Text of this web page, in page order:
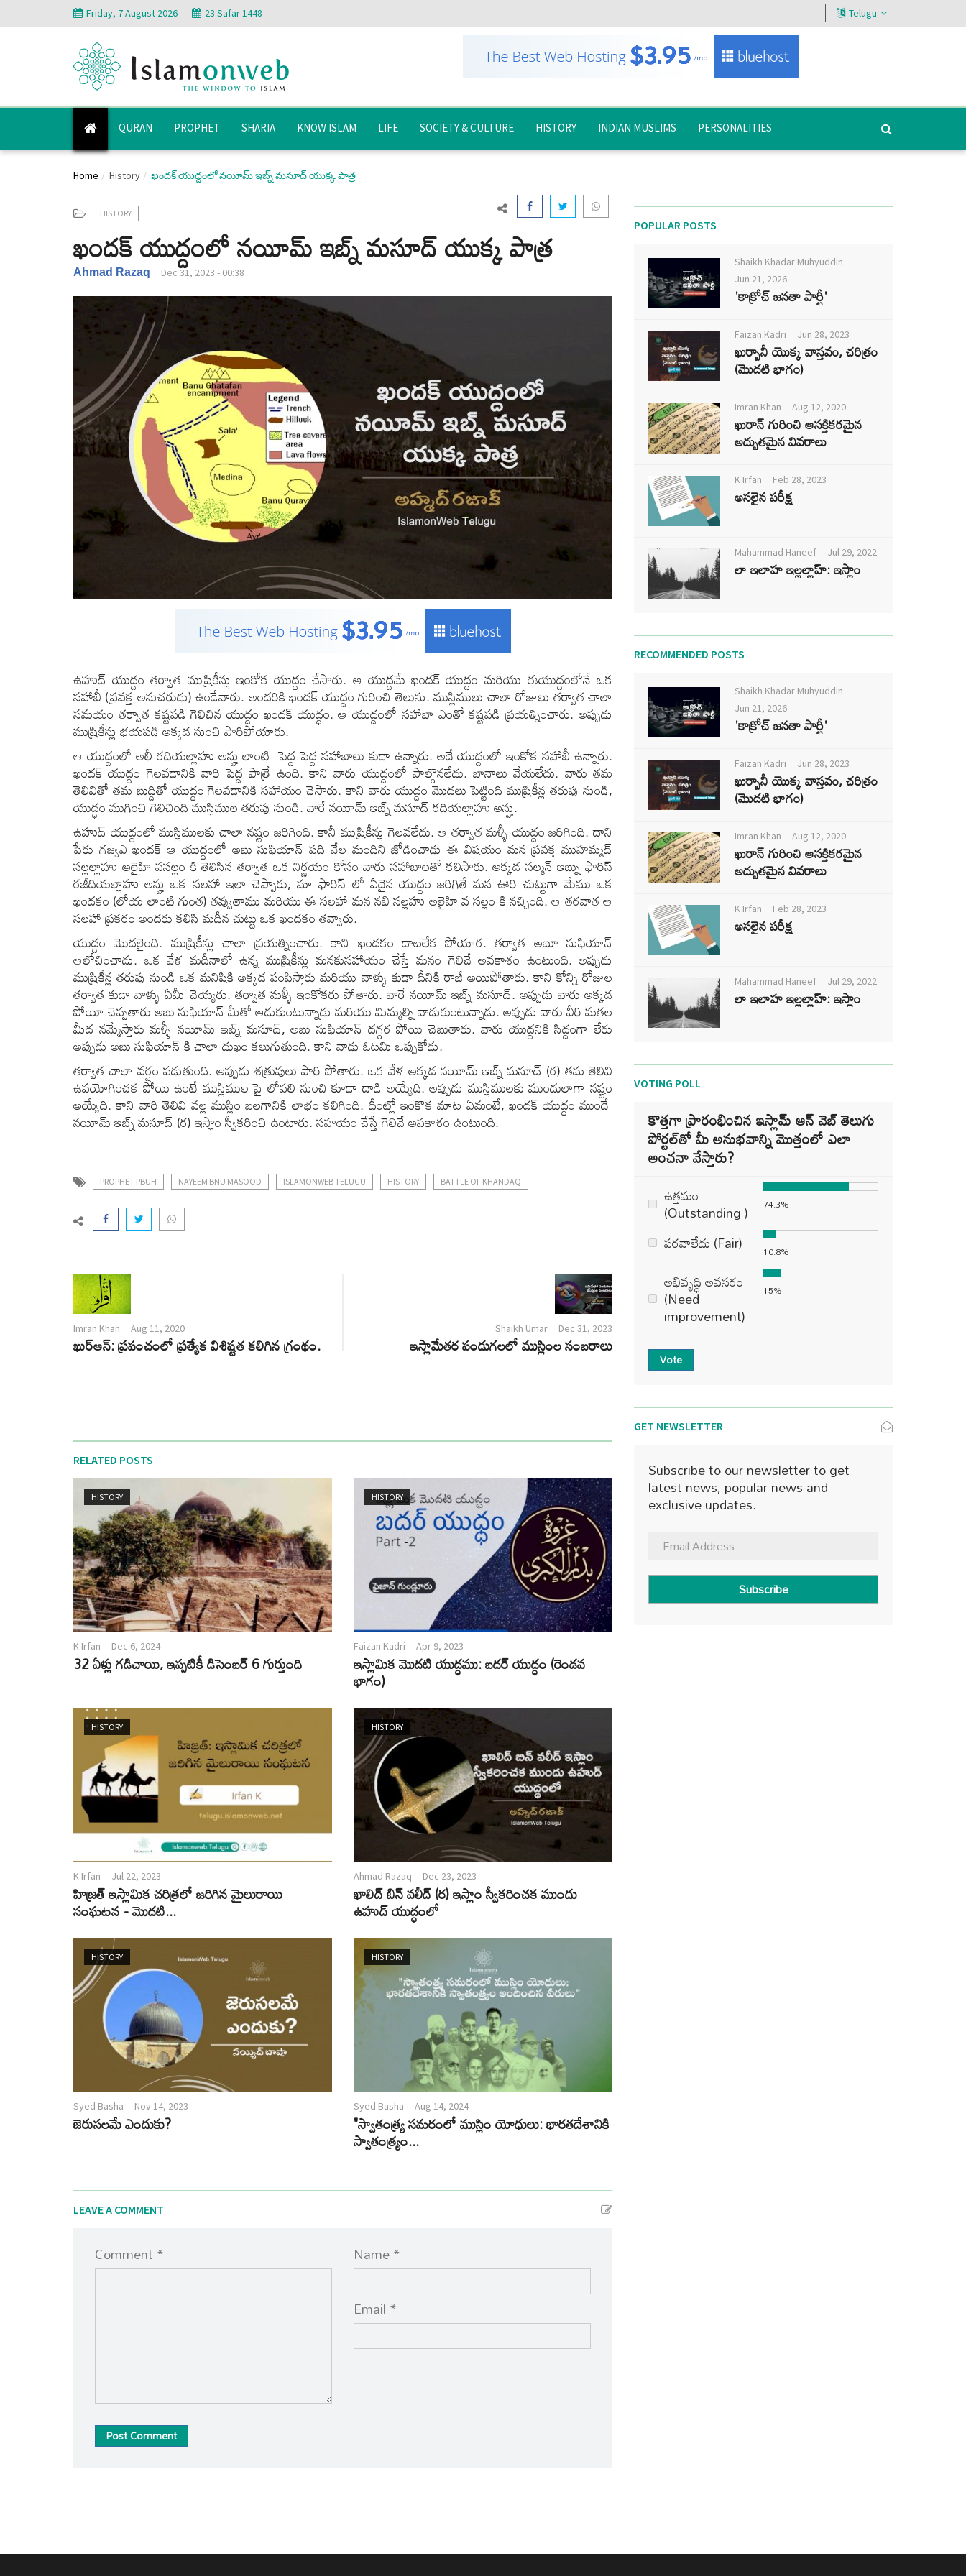
Friday, 7 August 2026 23 Safar 1448 Telugu
QURAN PROPHET SHARIA KNOW ISLAM LIFE SOCIETY & CULTURE HISTORY INDIAN MUSLIMS PERSONALITIES
Home History ఖందక్ యుద్దంలో నయీమ్ ఇబ్న్ మసూద్ యుక్క పాత్ర
HISTORY
ఖందక్ యుద్దంలో నయీమ్ ఇబ్న్ మసూద్ యుక్క పాత్ర
Ahmad Razaq Dec 31, 2023 - 00:38
ఉహుద్ యుద్దం తర్వాత ముష్రికీన్లు ఇంకోక యుద్దం చేసారు. ఆ యుద్దమే ఖందక్ యుద్దం మరియు ఈయుద్దంలోనే ఒక
సహాబీ (ప్రవక్త అనుచరుడు) ఉండేవారు. అందరికి ఖందక్ యుద్దం గురించి తెలుసు. ముస్లిములు చాలా రోజులు తర్వాత చాలా
సమయం తర్వాత కష్టపడి గెలిచిన యుద్దం ఖందక్ యుద్ధం. ఆ యుద్దంలో సహాబా ఎంతో కష్టపడి ప్రయత్నించారు. అప్పుడు
ముష్రికీన్లు భయపడి అక్కడ నుంచి పారిపోయారు.
ఆ యుద్దంలో అలీ రదియల్లాహు అన్హు లాంటి పెద్ద పెద్ద సహాబాలు కుడా ఉన్నారు. అదే యుద్దంలో ఇంకోక సహాబీ ఉన్నారు.
ఖందక్ యుద్దం గెలవడానికి వారి పెద్ద పాత్రే ఉంది. కాని వారు యుద్దంలో పాల్గొనలేదు. బానాలు వేయలేదు. వారు తమ
తెలివితో తమ బుద్దితో యుద్దం గెలవడానికి సహాయం చెసారు. కాని వారు యుద్ధం మొదలు పెట్టింది ముష్రికీన్ల తరుపు నుండి,
యుద్ధం ముగించి గెలిచింది ముస్లిముల తరుపు నుండి. వారే నయీమ్ ఇబ్న్ మసూద్ రదియల్లాహు అన్హు.
ఉహుద్ యుద్దంలో ముస్లిములకు చాలా నష్టం జరిగింది. కానీ ముష్రికీన్లు గెలవలేదు. ఆ తర్వాత మళ్ళీ యుద్దం జరిగింది. దాని
పేరు గజ్వఎ ఖందక్ ఆ యుద్దంలో అబు సుఫియాన్ పది వేల మందిని జోడించాడు ఈ విషయం మన ప్రవక్త ముహమ్మద్
సల్లల్లాహు అలైహి వసల్లం కి తెలిసిన తర్వాత ఒక నిర్ణయం కోసం వారు సహాబాలతో కలిసారు. అక్కడ సల్మన్ ఇబ్ను ఫారిస్
రజీదియల్లాహు అన్హు ఒక సలహా ఇలా చెప్పారు, మా ఫారిస్ లో ఏదైన యుద్దం జరిగితే మన ఊరి చుట్టుగా మేము ఒక
ఖందకం (లోయ లాంటి గుంత) తవ్వుతాము మరియు ఈ సలహా మన నబి సల్లహు అలైహి వ సల్లం కి నచ్చింది. ఆ తరవాత ఆ
సలహా ప్రకరం అందరు కలిసి మదీన చుట్టు ఒక ఖందకం తవ్వారు.
యుద్దం మొదలైంది. ముష్రికీన్లు చాలా ప్రయత్నించారు. కాని ఖందకం దాటలేక పోయార. తర్వాత అబూ సుఫియాన్
ఆలోచించాడు. ఒక వేళ మదీనాలో ఉన్న ముష్రికీన్లు మనకుసహాయం చేస్తే మనం గెలిచే అవకాశం ఉంటుంది. అప్పుడు
ముష్రికీన్ల తరుపు నుండి ఒక మనిషికి అక్కడ పంపిస్తారు మరియు వాళ్ళు కుడా దీనికి రాజీ అయిపోతారు. కాని కోన్ని రోజుల
తర్వాత కుడా వాళ్ళు ఏమీ చెయ్యరు. తర్వాత మళ్ళీ ఇంకోకరు పోతారు. వారే నయీమ్ ఇబ్న్ మసూద్. అప్పుడు వారు అక్కడ
పోయీ చెప్పతారు అబు సుఫియాన్ మీతో ఆడుకుంటున్నాడు మరియు మిమ్మల్ని వాడుకుంటున్నాడు. అప్పుడు వారు వీరి మతల
మీద నమ్మేస్తారు మళ్ళీ నయీమ్ ఇబ్న్ మసూద్, అబు సుఫియాన్ దగ్గర పోయి చెబుతారు. వారు యుద్దనికి సిద్దంగా లేరు
అప్పుడు అబు సుఫియాన్ కి చాలా దుఖం కలుగుతుంది. కాని వాడు ఓటమి ఒప్పుకోడు.
తర్వాత చాలా వర్షం పడుతుంది. అప్పుడు శత్రువులు పారి పోతారు. ఒక వేళ అక్కడ నయీమ్ ఇబ్న్ మసూద్ (ర) తమ తెలివి
ఉపయోగించక పోయి ఉంటే ముస్లిముల పై లోపలి నుంచి కూడా దాడి అయ్యేది. అప్పుడు ముస్లిములకు ముందులాగా నష్టం
అయ్యేది. కాని వారి తెలివి వల్ల ముస్లిం బలగానికి లాభం కలిగింది. దీంట్లో ఇంకొక మాట ఏమంటే, ఖందక్ యుద్దం ముందే
నయీమ్ ఇబ్న్ మసూద్ (ర) ఇస్లాం స్వీకరించి ఉంటారు. సహయం చేస్తే గెలిచే అవకాశం ఉంటుంది.
PROPHET PBUH NAYEEM BNU MASOOD ISLAMONWEB TELUGU HISTORY BATTLE OF KHANDAQ
Imran Khan Aug 11, 2020
ఖుర్ఆన్: ప్రపంచంలో ప్రత్యేక విశిష్టత కలిగిన గ్రంథం.
Shaikh Umar Dec 31, 2023
ఇస్లామేతర పండుగలలో ముస్లింల సంబరాలు
RELATED POSTS
HISTORY
K Irfan Dec 6, 2024
32 ఏళ్లు గడిచాయి, ఇప్పటికీ డిసెంబర్ 6 గుర్తుంది
HISTORY
Faizan Kadri Apr 9, 2023
ఇస్లామిక మొదటి యుద్ధము: బదర్ యుద్ధం (రెండవ
భాగం)
HISTORY
K Irfan Jul 22, 2023
హిజ్రత్ ఇస్లామిక చరిత్రలో జరిగిన మైలురాయి
సంఘటన - మొదటి...
HISTORY
Ahmad Razaq Dec 23, 2023
ఖాలిద్ బిన్ వలీద్ (ర) ఇస్లాం స్వీకరించక ముందు
ఉహుద్ యుద్ధంలో
HISTORY
Syed Basha Nov 14, 2023
జెరుసలమే ఎందుకు?
HISTORY
Syed Basha Aug 14, 2024
"స్వాతంత్య్ర సమరంలో ముస్లిం యోధులు: భారతదేశానికి
స్వాతంత్ర్యం...
LEAVE A COMMENT
Comment * Name *
Email *
Post Comment
POPULAR POSTS
Shaikh Khadar Muhyuddin
Jun 21, 2026
'కాక్రోచ్ జనతా పార్టీ'
Faizan Kadri Jun 28, 2023
ఖుర్బానీ యొక్క వాస్తవం, చరిత్రం
(మొదటి భాగం)
Imran Khan Aug 12, 2020
ఖురాన్ గురించి ఆసక్తికరమైన
అద్భుతమైన వివరాలు
K Irfan Feb 28, 2023
అసలైన పరీక్ష
Mahammad Haneef Jul 29, 2022
లా ఇలాహ ఇల్లల్లాహ్: ఇస్లాం
RECOMMENDED POSTS
Shaikh Khadar Muhyuddin
Jun 21, 2026
'కాక్రోచ్ జనతా పార్టీ'
Faizan Kadri Jun 28, 2023
ఖుర్బానీ యొక్క వాస్తవం, చరిత్రం
(మొదటి భాగం)
Imran Khan Aug 12, 2020
ఖురాన్ గురించి ఆసక్తికరమైన
అద్భుతమైన వివరాలు
K Irfan Feb 28, 2023
అసలైన పరీక్ష
Mahammad Haneef Jul 29, 2022
లా ఇలాహ ఇల్లల్లాహ్: ఇస్లాం
VOTING POLL
కొత్తగా ప్రారంభించిన ఇస్లామ్ ఆన్ వెబ్ తెలుగు
పోర్టల్‌తో మీ అనుభవాన్ని మొత్తంలో ఎలా
అంచనా వేస్తారు?
ఉత్తమం
(Outstanding ) 74.3%
పరవాలేదు (Fair) 10.8%
అభివృద్ధి అవసరం
(Need
improvement)
15%
Vote
GET NEWSLETTER
Subscribe to our newsletter to get
latest news, popular news and
exclusive updates.
Subscribe